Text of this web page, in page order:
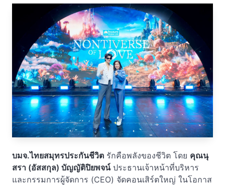
บมจ.ไทยสมุทรประกันชีวิต รักคือพลังของชีวิต โดย คุณนุ
สรา (อัสสกุล) บัญญัติปิยพจน์ประธานเจ้าหน้าที่บริหาร
และกรรมการผู้จัดการ (CEO) จัดคอนเสิร์ตใหญ่ ในโอกาส